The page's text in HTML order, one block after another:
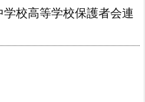
校高等学校保護者会連